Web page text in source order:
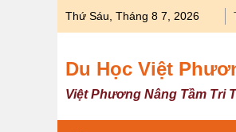
Thứ Sáu, Tháng 8 7, 2026
Du Học Việt
Việt Phương Nâng Tầm Tri